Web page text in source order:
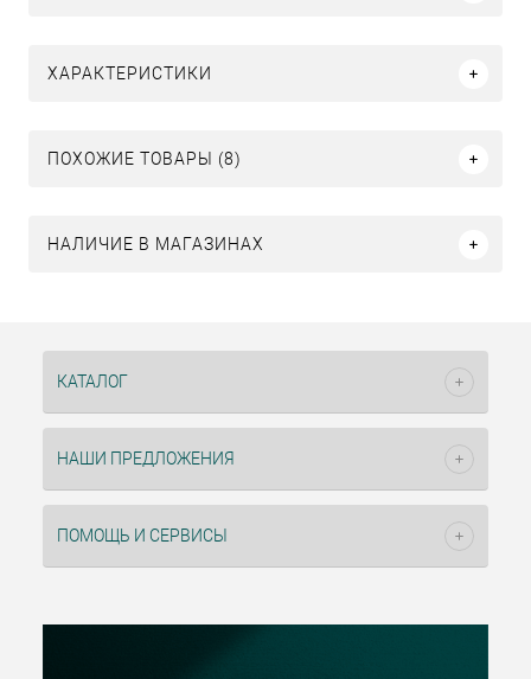
ХАРАКТЕРИСТИКИ
ПОХОЖИЕ ТОВАРЫ (8)
НАЛИЧИЕ В МАГАЗИНАХ
КАТАЛОГ
НАШИ ПРЕДЛОЖЕНИЯ
ПОМОЩЬ И СЕРВИСЫ